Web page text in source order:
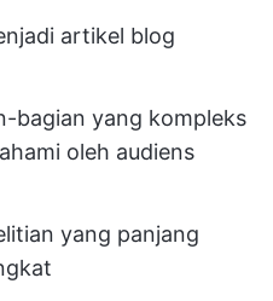
artikel blog
bagian yang kompleks
oleh audiens
yang panjang